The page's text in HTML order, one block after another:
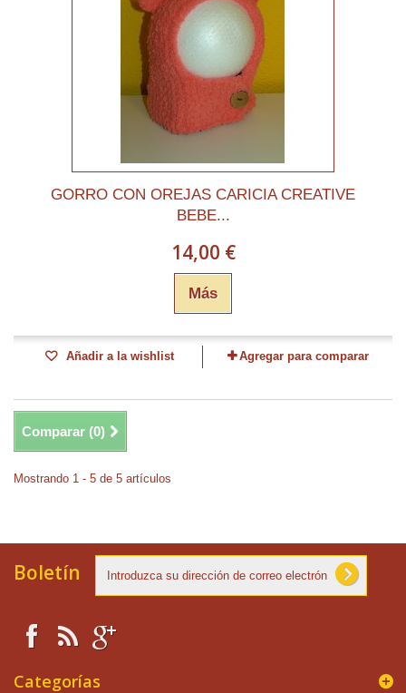
GORRO CON OREJAS CARICIA CREATIVE
BEBE...
14,00 €
Más
Añadir a la wishlist Agregar para comparar
Comparar (0)
Mostrando 1 - 5 de 5 artículos
Boletín
Categorías